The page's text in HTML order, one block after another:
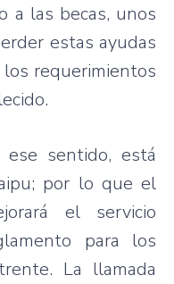
a las becas, unos
estas ayudas
requerimientos
sentido, está
por lo que el
el servicio
para los
La llamada